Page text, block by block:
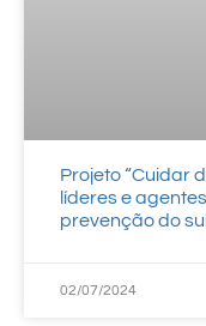
Projeto “Cuidar
líderes e
prevenção do
02/07/2024